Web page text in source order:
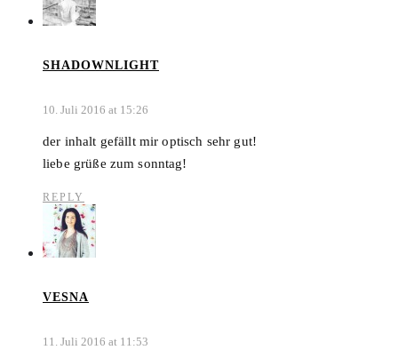
SHADOWNLIGHT
10. Juli 2016 at 15:26
der inhalt gefällt mir optisch sehr gut!
liebe grüße zum sonntag!
REPLY
VESNA
11. Juli 2016 at 11:53